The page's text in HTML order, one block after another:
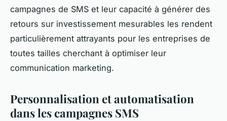
campagnes de SMS et leur capacité à générer des
retours sur investissement mesurables les rendent
particulièrement attrayants pour les entreprises de
toutes tailles cherchant à optimiser leur
communication marketing.
Personnalisation et automatisation
dans les campagnes SMS